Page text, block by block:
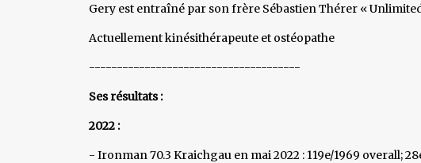
Gery est entraîné par son frère Sébastien Thérer «
Actuellement kinésithérapeute et ostéopathe
--------------------------------------
Ses résultats :
2022 :
- Ironman 70.3 Kraichgau en mai 2022 : 119e/1969 overall;